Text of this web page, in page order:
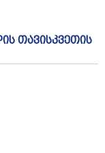
თავისკვეთის